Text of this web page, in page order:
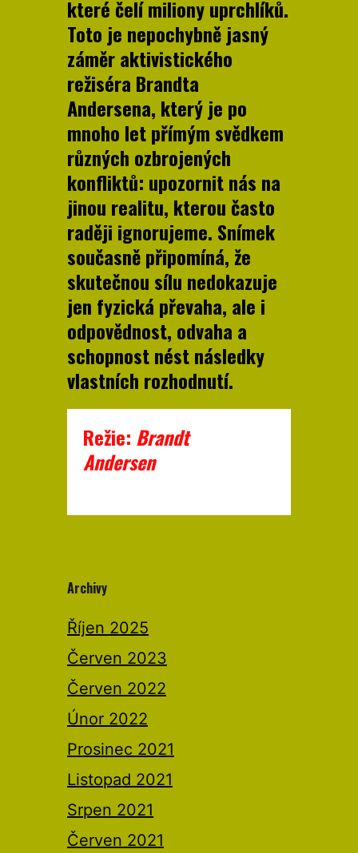
které čelí miliony uprchlíků.
Toto je nepochybně jasný
záměr aktivistického
režiséra Brandta
Andersena, který je po
mnoho let přímým svědkem
různých ozbrojených
konfliktů: upozornit nás na
jinou realitu, kterou často
raději ignorujeme. Snímek
současně připomíná, že
skutečnou sílu nedokazuje
jen fyzická převaha, ale i
odpovědnost, odvaha a
schopnost nést následky
vlastních rozhodnutí.
Režie: Brandt
Andersen
Archivy
Říjen 2025
Červen 2023
Červen 2022
Únor 2022
Prosinec 2021
Listopad 2021
Srpen 2021
Červen 2021